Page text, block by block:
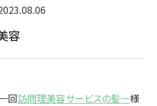
容
回訪問理美容サービスの髪一様